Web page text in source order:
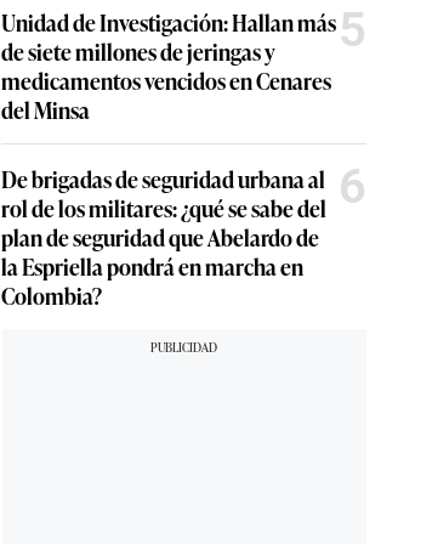
Unidad de Investigación: Hallan más
de siete millones de jeringas y
medicamentos vencidos en Cenares
del Minsa
5
De brigadas de seguridad urbana al
rol de los militares: ¿qué se sabe del
plan de seguridad que Abelardo de
la Espriella pondrá en marcha en
Colombia?
6